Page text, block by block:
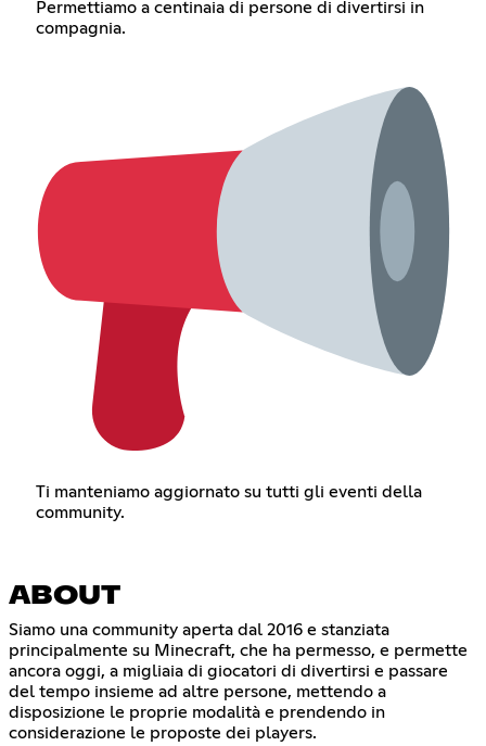
Permettiamo a centinaia di persone di divertirsi in
compagnia.
Ti manteniamo aggiornato su tutti gli eventi della
community.
ABOUT
Siamo una community aperta dal 2016 e stanziata
principalmente su Minecraft, che ha permesso, e permette
ancora oggi, a migliaia di giocatori di divertirsi e passare
del tempo insieme ad altre persone, mettendo a
disposizione le proprie modalità e prendendo in
considerazione le proposte dei players.